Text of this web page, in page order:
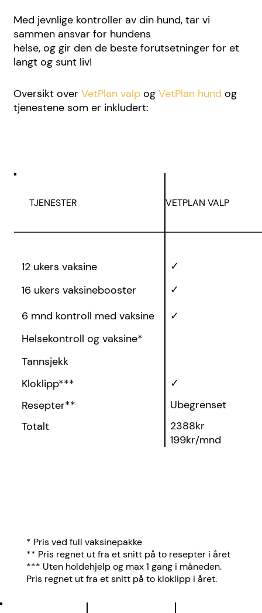
Med jevnlige kontroller av din hund, tar vi
sammen ansvar for hundens
helse, og gir den de beste forutsetninger for et
langt og sunt liv!
Oversikt overVetPlan valp ogVetPlan hund og
tjenestene som er inkludert:
TJENESTER VETPLAN VALP
12 ukers vaksine
16 ukers vaksinebooster
6 mnd kontroll med vaksine
Helsekontroll og vaksine*
Tannsjekk
Kloklipp***
Resepter**
Totalt
✓
✓
✓
✓
Ubegrenset
2388kr
199kr/mnd
* Pris ved full vaksinepakke
** Pris regnet ut fra et snitt på to resepter i året
*** Uten holdehjelp og max 1 gang i måneden.
Pris regnet ut fra et snitt på to kloklipp i året.